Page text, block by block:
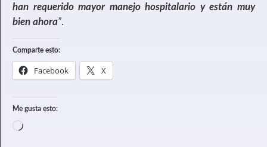
han requerido mayor manejo hospitalario y están muy
bien ahora”.
Comparte esto:
Facebook X
Me gusta esto: